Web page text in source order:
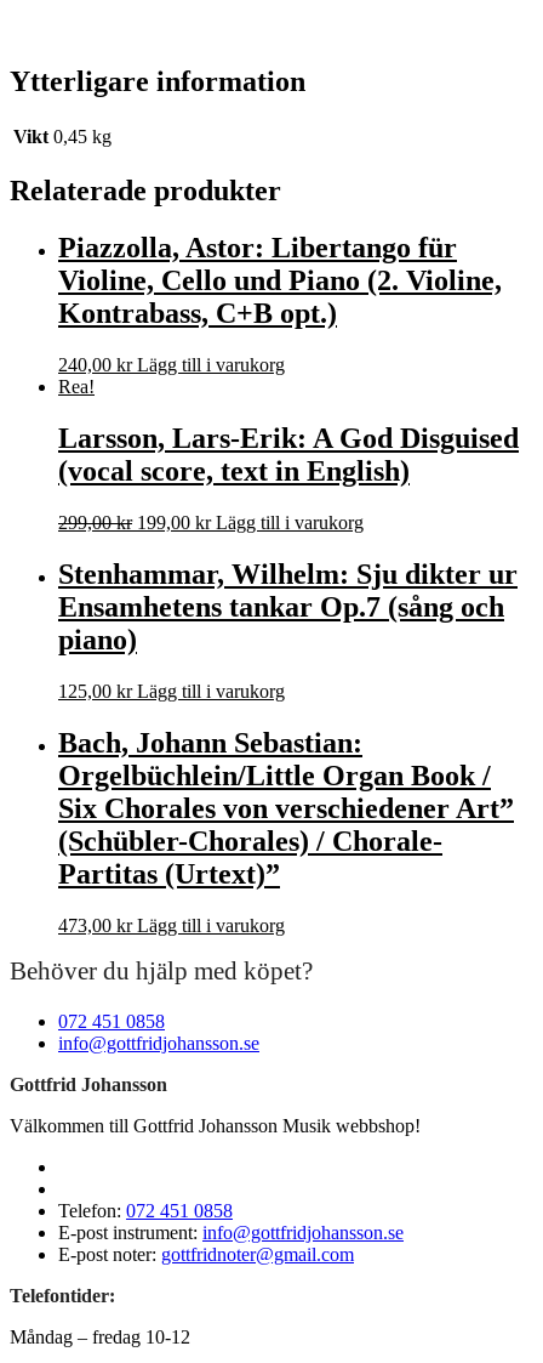
Ytterligare information
Vikt 0,45 kg
Relaterade produkter
Piazzolla, Astor: Libertango für
Violine, Cello und Piano (2. Violine,
Kontrabass, C+B opt.)
240,00 kr Lägg till i varukorg
Rea!
Larsson, Lars-Erik: A God Disguised
(vocal score, text in English)
299,00kr Det
var:
299,00 kr.
199,00 krDet
priset
är:
199,00 kr.
Lägg till i varukorg
Stenhammar, Wilhelm: Sju dikter ur
Ensamhetens tankar Op.7 (sång och
piano)
125,00 kr Lägg till i varukorg
Bach, Johann Sebastian:
Orgelbüchlein/Little Organ Book /
Six Chorales von verschiedener Art”
(Schübler-Chorales) / Chorale-
Partitas (Urtext)”
473,00 kr Lägg till i varukorg
Behöver du hjälp med köpet?
072 451 0858
info@gottfridjohansson.se
Gottfrid Johansson
Välkommen till Gottfrid Johansson Musik webbshop!
Telefon: 072 451 0858
E-post instrument: info@gottfridjohansson.se
E-post noter: gottfridnoter@gmail.com
Telefontider:
Måndag – fredag 10-12